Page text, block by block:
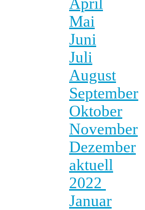
Mai
Juni
Juli
August
September
Oktober
November
Dezember
aktuell
2022
Januar